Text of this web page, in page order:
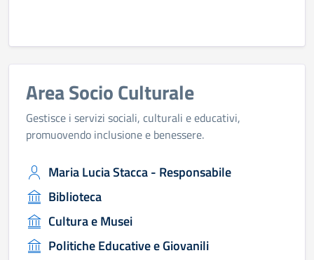
Area Socio Culturale
Gestisce i servizi sociali, culturali e educativi,
promuovendo inclusione e benessere.
Maria Lucia Stacca - Responsabile
Biblioteca
Cultura e Musei
Politiche Educative e Giovanili